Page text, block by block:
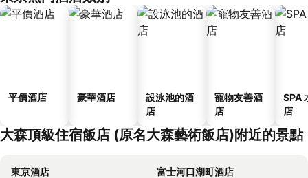
平價酒店 豪華酒店
設泳池的酒
店
寵物友善酒
店
SPA
店
大森頂級住宿飯店 (原名大森藝術飯店)附近的景點
東京酒店
富士河口湖町酒店